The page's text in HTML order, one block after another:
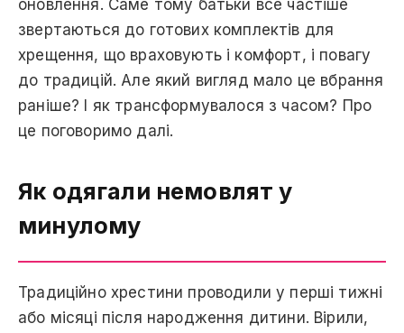
оновлення. Саме тому батьки все частіше
звертаються до готових комплектів для
хрещення, що враховують і комфорт, і повагу
до традицій. Але який вигляд мало це вбрання
раніше? І як трансформувалося з часом? Про
це поговоримо далі.
Як одягали немовлят у
минулому
Традиційно хрестини проводили у перші тижні
або місяці після народження дитини. Вірили,